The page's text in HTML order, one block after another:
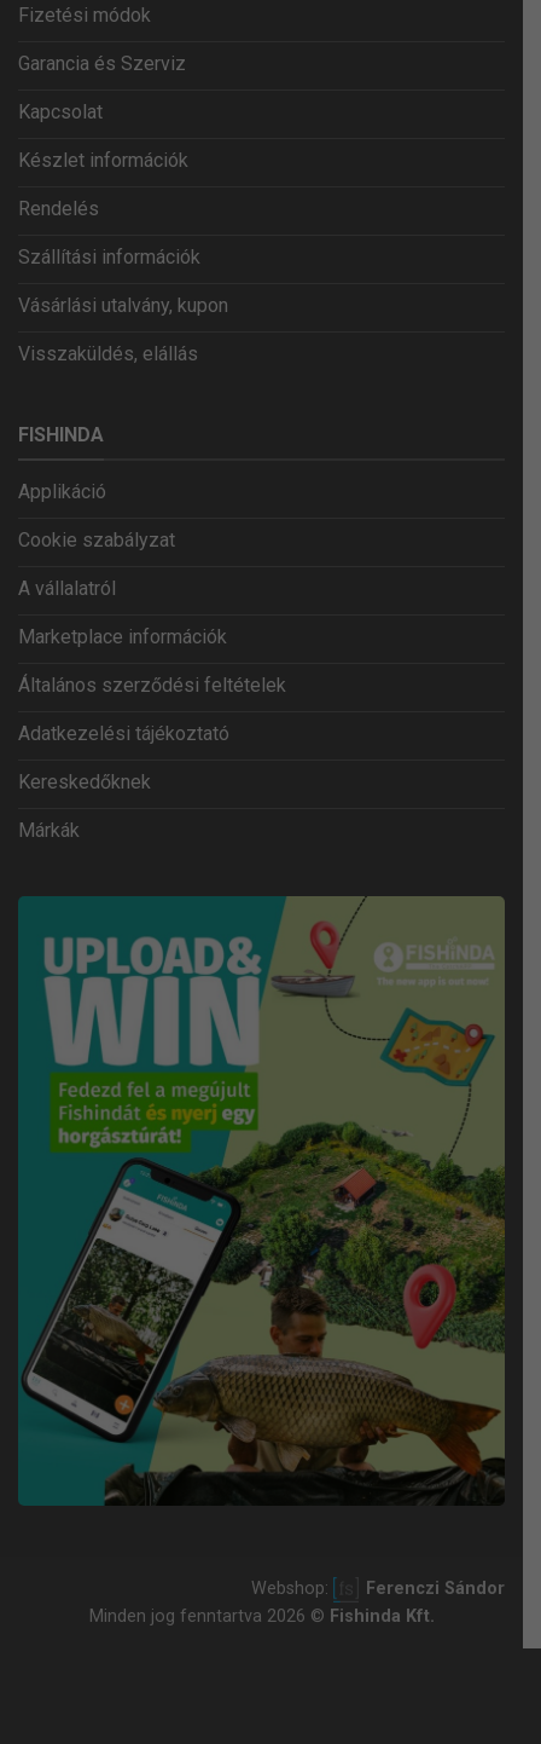
Fizetési módok
Garancia és Szerviz
Kapcsolat
Készlet információk
Rendelés
Szállítási információk
Vásárlási utalvány, kupon
Visszaküldés, elállás
FISHINDA
Applikáció
Cookie szabályzat
A vállalatról
Marketplace információk
Általános szerződési feltételek
Adatkezelési tájékoztató
Kereskedőknek
Márkák
Webshop:
Ferenczi Sándor
Minden jog fenntartva 2026 © Fishinda Kft.